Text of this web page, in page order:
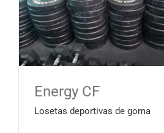
Energy CF
Losetas deportivas de goma